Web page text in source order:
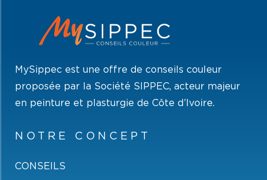
MySippec est une offre de conseils couleur
proposée par la Société SIPPEC, acteur majeur
en peinture et plasturgie de Côte d’Ivoire.
NOTRE CONCEPT
CONSEILS